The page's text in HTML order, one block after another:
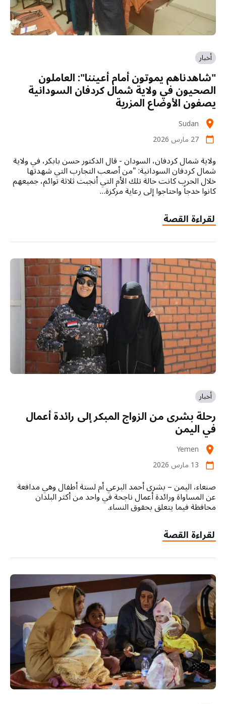
أخبار
"شاهدناهم يموتون أمام أعيننا": العاملون
الصحيون في ولاية شمال كردفان السودانية
يصفون الأوضاع المزرية
location_on
Sudan
calendar_today 27 مارس 2026
ولاية شمال كردفان، السودان - قال الدكتور حسن بابكر، في ولاية
شمال كردفان السودانية: "من أصعب التجارب التي شهدتها
خلال الحرب كانت حالة تلك الأم التي أنجبت ثلاثة توائم، جميعهم
كانوا خدجاً واحتاجوا إلى رعاية مركزة…
لقراءة القصة
أخبار
رحلة بشرى من الزواج المبكر إلى رائدة أعمال
في اليمن
location_on
Yemen
calendar_today 13 مارس 2026
صنعاء، اليمن – بشرى أحمد البرعي أم لستة أطفال وهي مدافعة
عن المساواة ورائدة أعمال ناجحة في واحد من أكثر البلدان
محافظة فيما يتعلق بحقوق النساء.
لقراءة القصة